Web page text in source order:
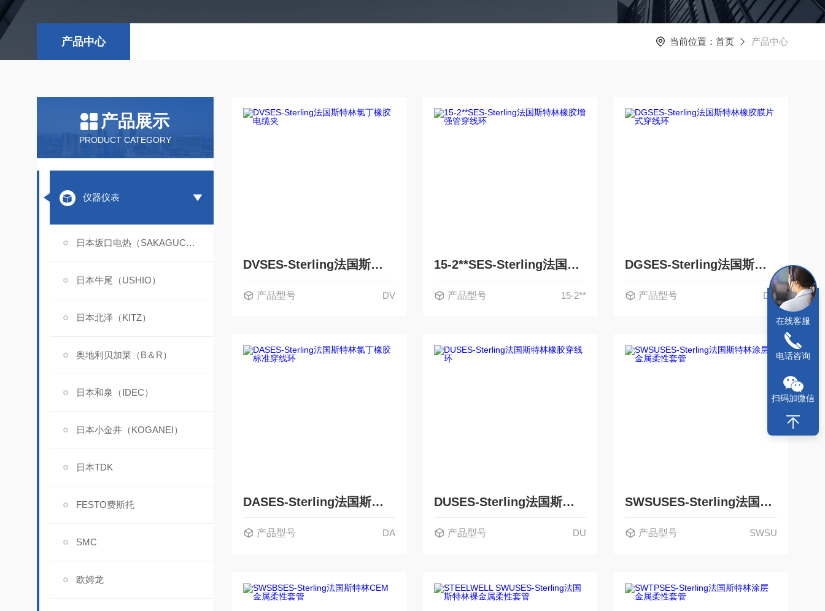
产品中心 当前位置： 首页 产品中心
产品展示
PRODUCT CATEGORY
仪器仪表
日本坂口电热（SAKAGUCHI）
日本牛尾（USHIO）
日本北泽（KITZ）
奥地利贝加莱（B＆R）
日本和泉（IDEC）
日本小金井（KOGANEI）
日本TDK
FESTO费斯托
SMC
欧姆龙
DVSES-Sterling法国斯特林氯丁橡胶电缆夹
产品型号 DV
15-2**SES-Sterling法国斯特林橡胶增强管穿线环
产品型号 15-2**
DGSES-Sterling法国斯特林橡胶膜片式穿线环
产品型号 DG
DASES-Sterling法国斯特林氯丁橡胶标准穿线环
产品型号 DA
DUSES-Sterling法国斯特林橡胶穿线环
产品型号 DU
SWSUSES-Sterling法国斯特林涂层金属柔性套管
产品型号 SWSU
在线客服
电话咨询
扫码加微信